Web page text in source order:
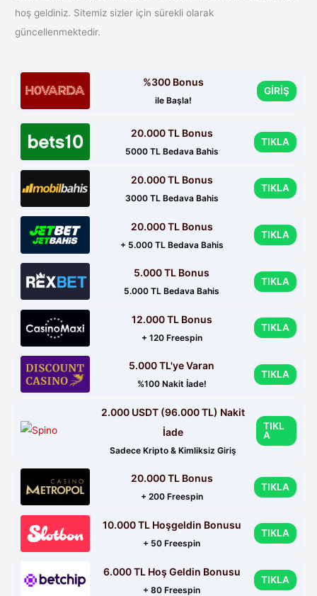
hoş geldiniz. Sitemiz sizler için sürekli olarak
güncellenmektedir.
%300 Bonus
ile Başla!
GİRİŞ
20.000 TL Bonus
5000 TL Bedava Bahis
TIKLA
20.000 TL Bonus
3000 TL Bedava Bahis
TIKLA
20.000 TL Bonus
+ 5.000 TL Bedava Bahis
TIKLA
5.000 TL Bonus
5.000 TL Bedava Bahis
TIKLA
12.000 TL Bonus
+ 120 Freespin
TIKLA
5.000 TL'ye Varan
%100 Nakit İade!
TIKLA
2.000 USDT (96.000 TL) Nakit
İade
Sadece Kripto & Kimliksiz Giriş
TIKL
A
20.000 TL Bonus
+ 200 Freespin
TIKLA
10.000 TL Hoşgeldin Bonusu
+ 50 Freespin
TIKLA
6.000 TL Hoş Geldin Bonusu
+ 80 Freespin
TIKLA